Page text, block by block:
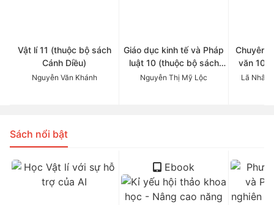
Vật lí 11 (thuộc bộ sách
Cánh Diều)
Nguyễn Văn Khánh
Giáo dục kinh tế và Pháp
luật 10 (thuộc bộ sách
Cánh Diều)
Nguyễn Thị Mỹ Lộc
Chuyên
văn 10
Lã
Sách nổi bật
Ebook